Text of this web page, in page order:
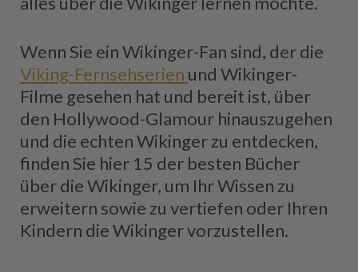
Wenn Sie ein Wikinger-Fan sind, der die
Viking-Fernsehserien und Wikinger-
Filme gesehen hat und bereit ist, über
den Hollywood-Glamour hinauszugehen
und die echten Wikinger zu entdecken,
finden Sie hier 15 der besten Bücher
über die Wikinger, um Ihr Wissen zu
erweitern sowie zu vertiefen oder Ihren
Kindern die Wikinger vorzustellen.